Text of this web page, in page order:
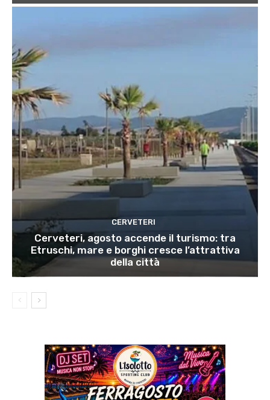
CERVETERI
Cerveteri, agosto accende il turismo: tra
Etruschi, mare e borghi cresce l’attrattiva
della città